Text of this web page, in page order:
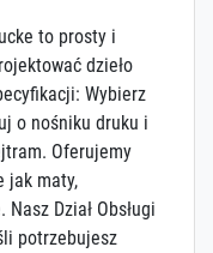
to prosty i
dzieło
Wybierz
o nośniku druku i
Oferujemy
jak maty,
Dział Obsługi
potrzebujesz